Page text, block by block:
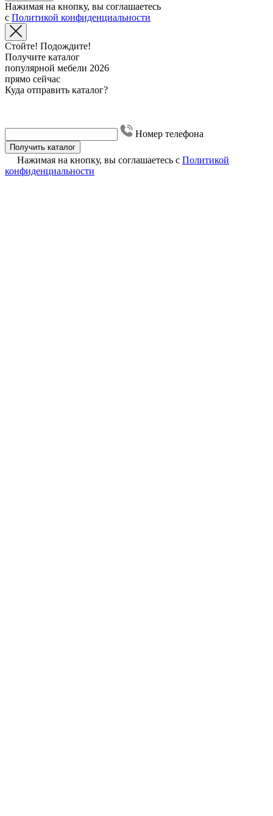
Нажимая на кнопку, вы соглашаетесь
с Политикой конфиденциальности
Стойте! Подождите!
Получите каталог
популярной мебели 2026
прямо сейчас
Куда отправить каталог?
Номер телефона
Получить каталог
Нажимая на кнопку, вы соглашаетесь с Политикой
конфиденциальности